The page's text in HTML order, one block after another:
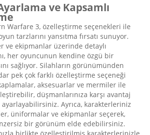
ve Kapsamlı
Warfare 3, özelleştirme seçenekleri ile
tarzlarını yansıtma fırsatı sunuyor.
ve ekipmanlar üzerinde detaylı
her oyuncunun kendine özgü bir
sağlıyor. Silahların görünümünden
pek çok farklı özelleştirme seçeneği
aksesuarlar ve mermiler ile
düşmanlarınıza karşı avantaj
Ayrıca, karakterleriniz
üniformalar ve ekipmanlar seçerek,
bir görünüm elde edebilirsiniz.